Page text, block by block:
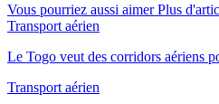
Vous pourriez aussi aimer Plus
Transport aérien
Le Togo veut des corridors aériens
Transport aérien